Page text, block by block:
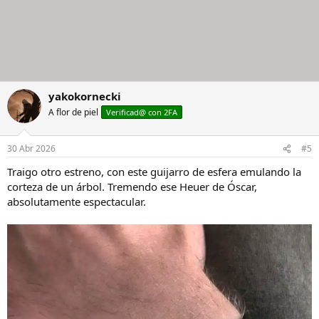
yakokornecki
A flor de piel Verificad@ con 2FA
30 Abr 2026 #5
Traigo otro estreno, con este guijarro de esfera emulando la
corteza de un árbol. Tremendo ese Heuer de Óscar,
absolutamente espectacular.